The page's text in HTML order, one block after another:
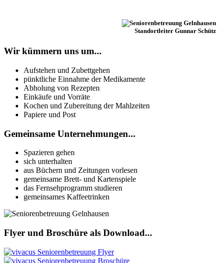
Standortleiter Gunnar Schütz
Wir kümmern uns um...
Aufstehen und Zubettgehen
pünktliche Einnahme der Medikamente
Abholung von Rezepten
Einkäufe und Vorräte
Kochen und Zubereitung der Mahlzeiten
Papiere und Post
Gemeinsame Unternehmungen...
Spazieren gehen
sich unterhalten
aus Büchern und Zeitungen vorlesen
gemeinsame Brett- und Kartenspiele
das Fernsehprogramm studieren
gemeinsames Kaffeetrinken
Flyer und Broschüre als Download...